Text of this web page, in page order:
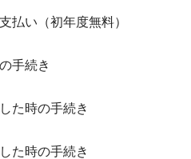
払い（初年度無料）
手続き
た時の手続き
た時の手続き